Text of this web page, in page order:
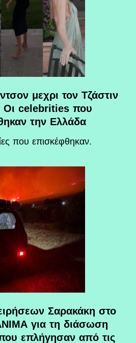
μεχρι τον Τζάστιν
celebrities που
την Ελλάδα
που επισκέφθηκαν.
Σαρακάκη στο
για τη διάσωση
επλήγησαν από τις